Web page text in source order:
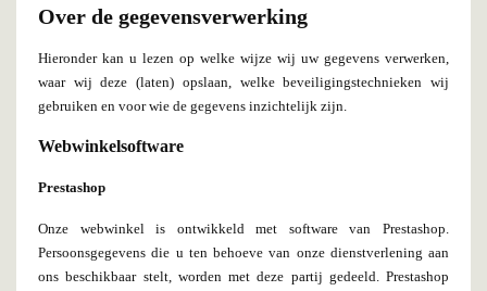
Over de gegevensverwerking
Hieronder kan u lezen op welke wijze wij uw gegevens verwerken,
waar wij deze (laten) opslaan, welke beveiligingstechnieken wij
gebruiken en voor wie de gegevens inzichtelijk zijn.
Webwinkelsoftware
Prestashop
Onze webwinkel is ontwikkeld met software van Prestashop.
Persoonsgegevens die u ten behoeve van onze dienstverlening aan
ons beschikbaar stelt, worden met deze partij gedeeld. Prestashop